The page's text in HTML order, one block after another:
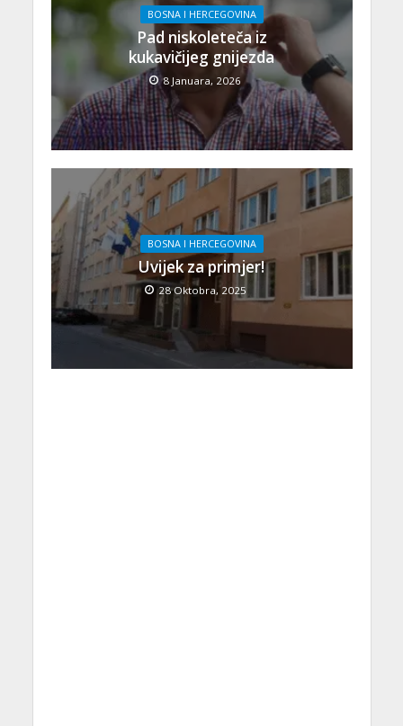
BOSNA I HERCEGOVINA
Pad niskoleteča iz
kukavičijeg gnijezda
8 Januara, 2026
BOSNA I HERCEGOVINA
Uvijek za primjer!
28 Oktobra, 2025